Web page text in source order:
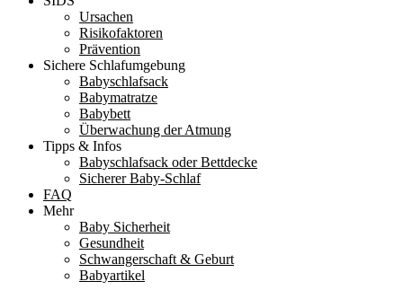
Ursachen
Risikofaktoren
Prävention
Sichere Schlafumgebung
Babyschlafsack
Babymatratze
Babybett
Überwachung der Atmung
Tipps & Infos
Babyschlafsack oder Bettdecke
Sicherer Baby-Schlaf
FAQ
Mehr
Baby Sicherheit
Gesundheit
Schwangerschaft & Geburt
Babyartikel